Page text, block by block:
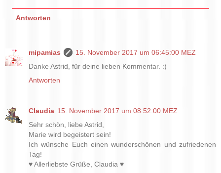
Antworten
mipamias
15. November 2017 um 06:45:00 MEZ
Danke Astrid, für deine lieben Kommentar. :)
Antworten
Claudia 15. November 2017 um 08:52:00 MEZ
Sehr schön, liebe Astrid,
Marie wird begeistert sein!
Ich wünsche Euch einen wunderschönen und zufriedenen
Tag!
♥ Allerliebste Grüße, Claudia ♥